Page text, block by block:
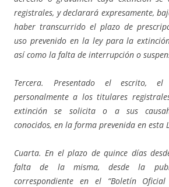
registrales, y declarará expresamente,
haber transcurrido el plazo de
uso prevenido en la ley para la
así como la falta de interrupción o
Tercera. Presentado el escrito, el
personalmente a los titulares
extinción se solicita o a sus
conocidos, en la forma prevenida en esta
Cuarta. En el plazo de quince días
falta de la misma, desde la
correspondiente en el “Boletín